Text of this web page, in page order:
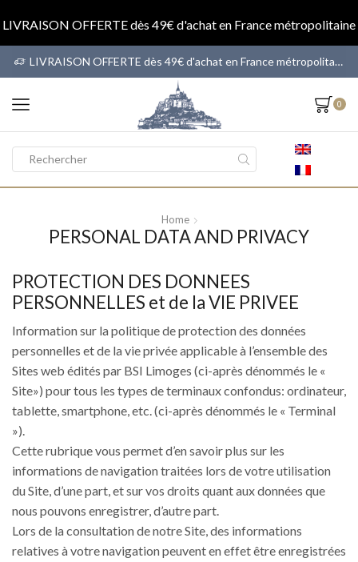
LIVRAISON OFFERTE dès 49€ d'achat en France métropolitaine
LIVRAISON OFFERTE dès 49€ d'achat en France métropolitaine
0
Home
PERSONAL DATA AND PRIVACY
PROTECTION DES DONNEES
PERSONNELLES et de la VIE PRIVEE
Information sur la politique de protection des données
personnelles et de la vie privée applicable à l’ensemble des
Sites web édités par BSI Limoges (ci-après dénommés le «
Site») pour tous les types de terminaux confondus: ordinateur,
tablette, smartphone, etc. (ci-après dénommés le « Terminal
»).
Cette rubrique vous permet d’en savoir plus sur les
informations de navigation traitées lors de votre utilisation
du Site, d’une part, et sur vos droits quant aux données que
nous pouvons enregistrer, d’autre part.
Lors de la consultation de notre Site, des informations
relatives à votre navigation peuvent en effet être enregistrées